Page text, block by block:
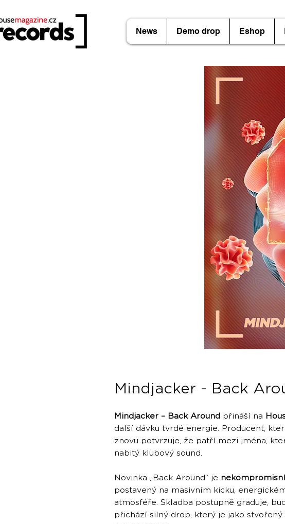
News Demo drop Eshop
Mindjacker - Back
Mindjacker – Back Around přináší na
další dávku tvrdé energie. Producent,
znovu potvrzuje, že patří mezi jména,
nabitý klubový sound.
Novinka „Back Around“ je
postavený na masivním kicku,
atmosféře. Skladba postupně graduje,
přichází silný drop, který je jako